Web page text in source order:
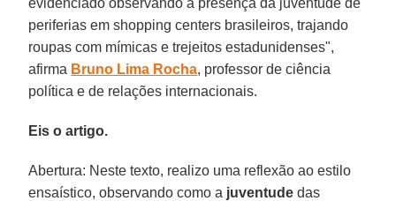
periferias em shopping centers brasileiros, trajando
roupas com mímicas e trejeitos estadunidenses",
afirma Bruno Lima Rocha, professor de ciência
política e de relações internacionais.
Eis o artigo.
Abertura: Neste texto, realizo uma reflexão ao estilo
ensaístico, observando como a juventude das